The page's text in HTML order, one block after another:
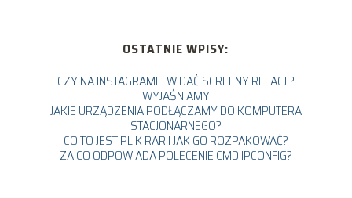
OSTATNIE WPISY:
CZY NA INSTAGRAMIE WIDAĆ SCREENY RELACJI?
WYJAŚNIAMY
JAKIE URZĄDZENIA PODŁĄCZAMY DO KOMPUTERA
STACJONARNEGO?
CO TO JEST PLIK RAR I JAK GO ROZPAKOWAĆ?
ZA CO ODPOWIADA POLECENIE CMD IPCONFIG?